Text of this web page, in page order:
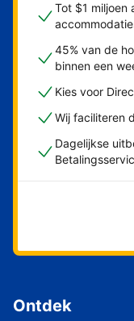
Tot $1 miljoen
45% van de
binnen een
Kies voor
Wij faciliteren
Dagelijkse
Nu
Ontdek